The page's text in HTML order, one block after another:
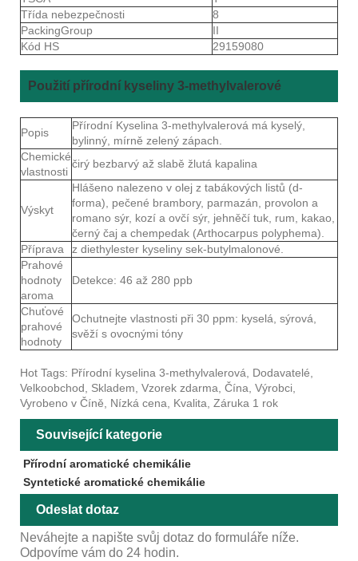
Třída nebezpečnosti
8
PackingGroup
II
Kód HS
29159080
Použití přírodní kyseliny 3-methylvalerové
Popis
Přírodní Kyselina 3-methylvalerová má kyselý,
bylinný, mírně zelený zápach.
Chemické
vlastnosti
čirý bezbarvý až slabě žlutá kapalina
Výskyt
Hlášeno nalezeno v olej z tabákových listů (d-
forma), pečené brambory, parmazán, provolon a
romano sýr, kozí a ovčí sýr, jehněčí tuk, rum, kakao,
černý čaj a chempedak (Arthocarpus polyphema).
Příprava
z diethylester kyseliny sek-butylmalonové.
Prahové
hodnoty
aroma
Detekce: 46 až 280 ppb
Chuťové
prahové
hodnoty
Ochutnejte vlastnosti při 30 ppm: kyselá, sýrová,
svěží s ovocnými tóny
Hot Tags: Přírodní kyselina 3-methylvalerová, Dodavatelé,
Velkoobchod, Skladem, Vzorek zdarma, Čína, Výrobci,
Vyrobeno v Číně, Nízká cena, Kvalita, Záruka 1 rok
Související kategorie
Přírodní aromatické chemikálie
Syntetické aromatické chemikálie
Odeslat dotaz
Neváhejte a napište svůj dotaz do formuláře níže.
Odpovíme vám do 24 hodin.